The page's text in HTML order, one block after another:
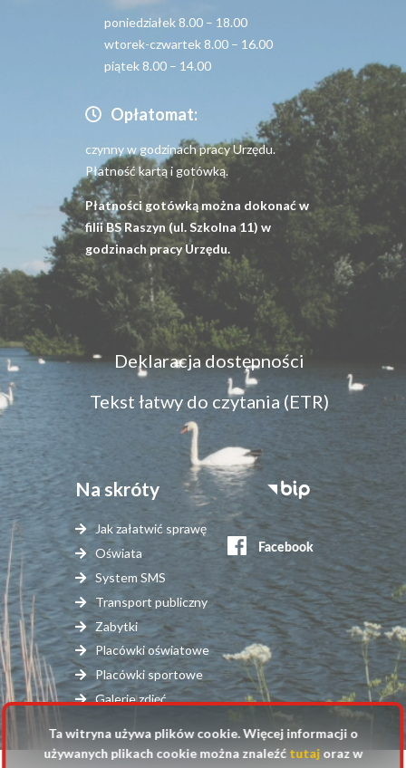
poniedziałek 8.00 – 18.00
wtorek-czwartek 8.00 – 16.00
piątek 8.00 – 14.00
Opłatomat:
czynny w godzinach pracy Urzędu.
Płatność kartą i gotówką.
Płatności gotówką można dokonać w
filii BS Raszyn (ul. Szkolna 11) w
godzinach pracy Urzędu.
Menu
dostępność
Deklaracja dostępności
Tekst łatwy do czytania (ETR)
Na skróty
Jak załatwić sprawę
Oświata
System SMS
Transport publiczny
Zabytki
Placówki oświatowe
Placówki sportowe
Galerie zdjęć
Stopka
serwisy
zewnętrzne
Ta witryna używa plików cookie. Więcej informacji o
używanych plikach cookie można znaleźć tutajoraz w